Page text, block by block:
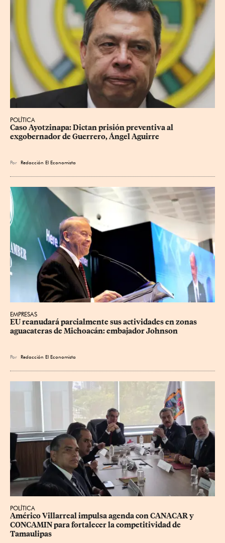
POLÍTICA
Caso Ayotzinapa: Dictan prisión preventiva al
exgobernador de Guerrero, Ángel Aguirre
Por Redacción El Economista
EMPRESAS
EU reanudará parcialmente sus actividades en zonas
aguacateras de Michoacán: embajador Johnson
Por Redacción El Economista
POLÍTICA
Américo Villarreal impulsa agenda con CANACAR y
CONCAMIN para fortalecer la competitividad de
Tamaulipas